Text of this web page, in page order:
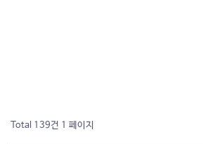
Total 139건 1 페이지